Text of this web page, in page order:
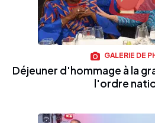
GALERIE DE
Déjeuner d'hommage à la
l'ordre